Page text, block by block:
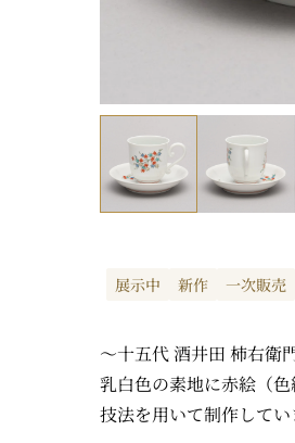
展示中 新作 一次販売
～十五代 酒井田 柿右衛
乳白色の素地に赤絵（
技法を用いて制作してい